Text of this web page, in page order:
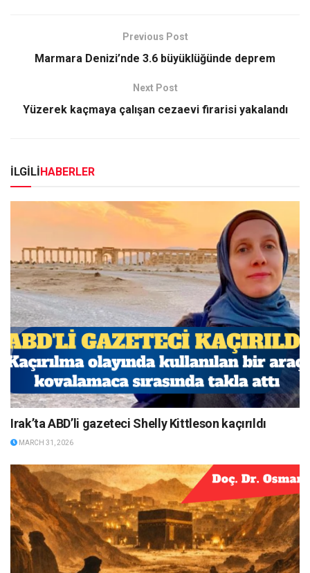
Previous Post
Marmara Denizi’nde 3.6 büyüklüğünde deprem
Next Post
Yüzerek kaçmaya çalışan cezaevi firarisi yakalandı
İLGİLİHABERLER
Irak’ta ABD’li gazeteci Shelly Kittleson kaçırıldı
MARCH 31, 2026